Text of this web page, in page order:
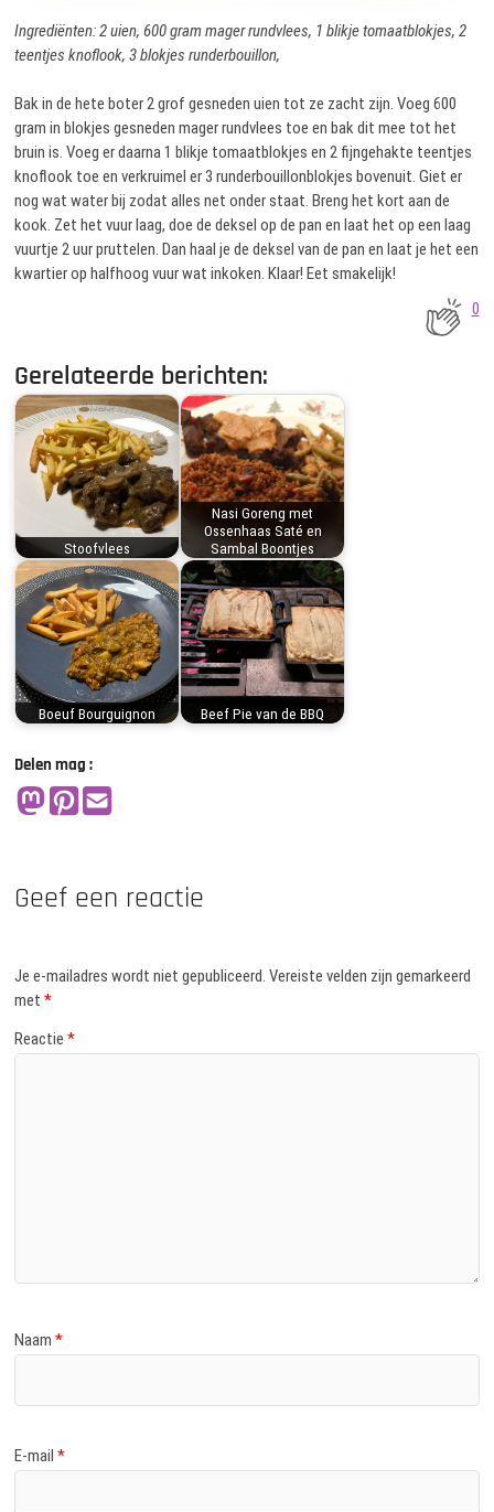
Ingrediënten: 2 uien, 600 gram mager rundvlees, 1 blikje tomaatblokjes, 2
teentjes knoflook, 3 blokjes runderbouillon,
Bak in de hete boter 2 grof gesneden uien tot ze zacht zijn. Voeg 600
gram in blokjes gesneden mager rundvlees toe en bak dit mee tot het
bruin is. Voeg er daarna 1 blikje tomaatblokjes en 2 fijngehakte teentjes
knoflook toe en verkruimel er 3 runderbouillonblokjes bovenuit. Giet er
nog wat water bij zodat alles net onder staat. Breng het kort aan de
kook. Zet het vuur laag, doe de deksel op de pan en laat het op een laag
vuurtje 2 uur pruttelen. Dan haal je de deksel van de pan en laat je het een
kwartier op halfhoog vuur wat inkoken. Klaar! Eet smakelijk!
0
Gerelateerde berichten:
Stoofvlees
Nasi Goreng met
Ossenhaas Saté en
Sambal Boontjes
Boeuf Bourguignon Beef Pie van de BBQ
Delen mag :
Geef een reactie
Je e-mailadres wordt niet gepubliceerd. Vereiste velden zijn gemarkeerd
met*
Reactie*
Naam*
E-mail*